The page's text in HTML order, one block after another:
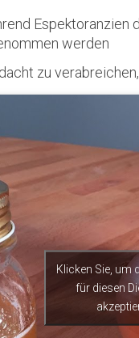
werden
zu
Klicken Sie, um
für diesen